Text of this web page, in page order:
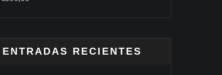
out of 5
ENTRADAS RECIENTES